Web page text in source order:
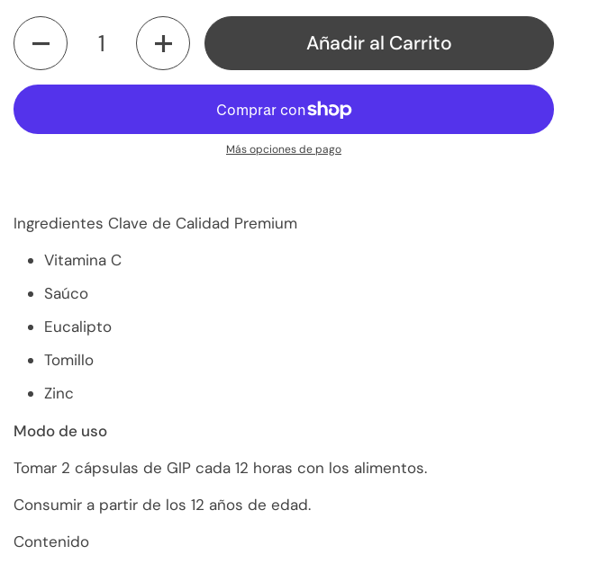
Cantidad
Añadir al Carrito
Más opciones de pago
Ingredientes Clave de Calidad Premium
Vitamina C
Saúco
Eucalipto
Tomillo
Zinc
Modo de uso
Tomar 2 cápsulas de GIP cada 12 horas con los alimentos.
Consumir a partir de los 12 años de edad.
Contenido